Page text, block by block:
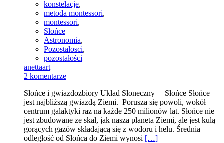
konstelacje,
metoda montessori,
montessori,
Słońce
Astronomia,
Pozostalosci,
pozostałości
anettaart
2 komentarze
Słońce i gwiazdozbiory Układ Słoneczny – Słońce Słońce
jest najbliższą gwiazdą Ziemi. Porusza się powoli, wokół
centrum galaktyki raz na każde 250 milionów lat. Słońce nie
jest zbudowane ze skał, jak nasza planeta Ziemi, ale jest kulą
gorących gazów składającą się z wodoru i helu. Średnia
odległość od Słońca do Ziemi wynosi […]